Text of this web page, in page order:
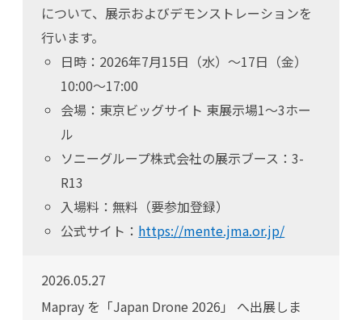
について、展示およびデモンストレーションを
行います。
日時：2026年7月15日（水）〜17日（金）
10:00〜17:00
会場：東京ビッグサイト 東展示場1〜3ホー
ル
ソニーグループ株式会社の展示ブース：3-
R13
入場料：無料（要参加登録）
公式サイト： https://mente.jma.or.jp/
2026.05.27
Mapray を「Japan Drone 2026」 へ出展しま